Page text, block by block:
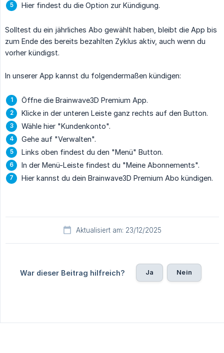
Hier findest du die Option zur Kündigung.
Solltest du ein jährliches Abo gewählt haben, bleibt die App bis
zum Ende des bereits bezahlten Zyklus aktiv, auch wenn du
vorher kündigst.
In unserer App kannst du folgendermaßen kündigen:
Öffne die Brainwave3D Premium App.
Klicke in der unteren Leiste ganz rechts auf den Button.
Wähle hier "Kundenkonto".
Gehe auf "Verwalten".
Links oben findest du den "Menü" Button.
In der Menü-Leiste findest du "Meine Abonnements".
Hier kannst du dein Brainwave3D Premium Abo kündigen.
Aktualisiert am: 23/12/2025
War dieser Beitrag hilfreich? Ja Nein